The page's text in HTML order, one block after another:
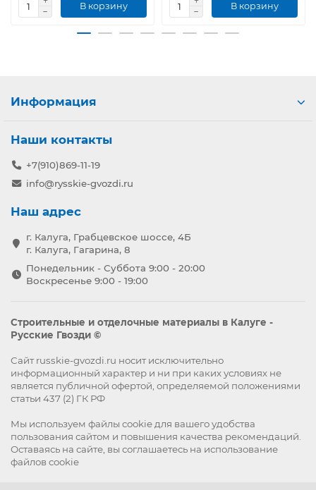
В корзину В корзину
Информация
Наши контакты
+7(910)869-11-19
info@rysskie-gvozdi.ru
Наш адрес
г. Калуга, Грабцевское шоссе, 4Б
г. Калуга, Гагарина, 8
Понедельник - Суббота 9:00 - 20:00
Воскресенье 9:00 - 19:00
Строительные и отделочные материалы в Калуге -
Русские Гвозди ©
Сайт russkie-gvozdi.ru носит исключительно
информационный характер и ни при каких условиях не
является публичной офертой, определяемой положениями
статьи 437 (2) ГК РФ
Мы используем файлы cookie для вашего удобства
пользования сайтом и повышения качества рекомендаций.
Оставаясь на сайте, вы соглашаетесь на использование
файлов cookie